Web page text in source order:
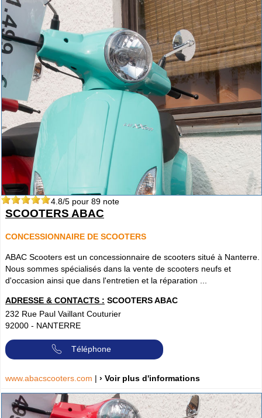
4.8/5 pour 89 note
SCOOTERS ABAC
CONCESSIONNAIRE DE SCOOTERS
ABAC Scooters est un concessionnaire de scooters situé à Nanterre.
Nous sommes spécialisés dans la vente de scooters neufs et
d'occasion ainsi que dans l'entretien et la réparation ...
ADRESSE & CONTACTS : SCOOTERS ABAC
232 Rue Paul Vaillant Couturier
92000 - NANTERRE
Téléphone
www.abacscooters.com | › Voir plus d'informations